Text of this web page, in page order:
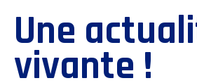
Une
vivante !